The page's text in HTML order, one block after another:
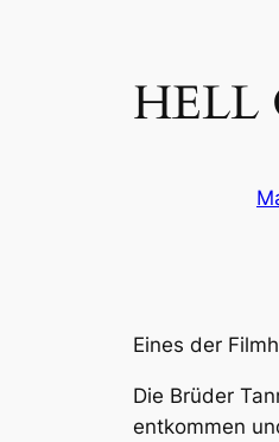
HELL
Eines der
Die Brüder
entkommen